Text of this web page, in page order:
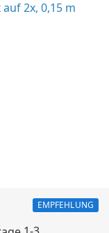
EMPFEHLUNG